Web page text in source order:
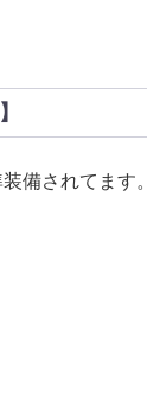
備されてます。